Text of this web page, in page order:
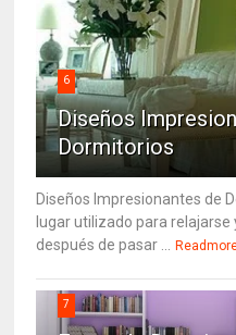
6
Diseños
Dormitorios
Diseños Impresionantes de
lugar utilizado para
después de pasar ...
7